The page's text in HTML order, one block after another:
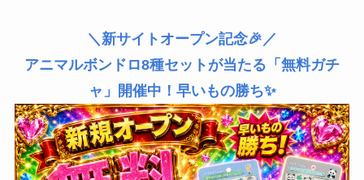
＼新サイトオープン記念🎉／
アニマルボンドロ8種セットが当たる「無料ガチ
ャ」開催中！早いもの勝ち✨